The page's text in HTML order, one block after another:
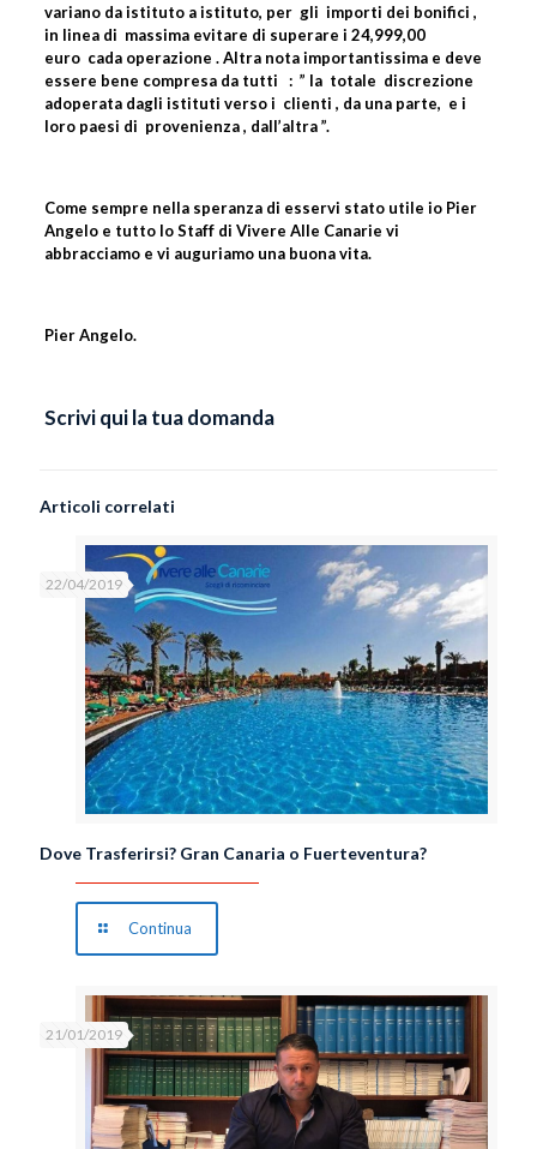
variano da istituto a istituto, per gli importi dei bonifici ,
in linea di massima evitare di superare i 24,999,00
euro cada operazione . Altra nota importantissima e deve
essere bene compresa da tutti
: ” la totale discrezione
adoperata dagli istituti verso i clienti , da una parte, e i
loro paesi di provenienza , dall’altra ”.
Come sempre nella speranza di esservi stato utile io Pier
Angelo e tutto lo Staff di Vivere Alle Canarie vi
abbracciamo e vi auguriamo una buona vita.
Pier Angelo.
Scrivi qui la tua domanda
Articoli correlati
22/04/2019
Dove Trasferirsi? Gran Canaria o Fuerteventura?
Continua
21/01/2019